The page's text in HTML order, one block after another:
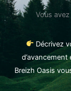
Vous
Décrivez
Breizh Oasis